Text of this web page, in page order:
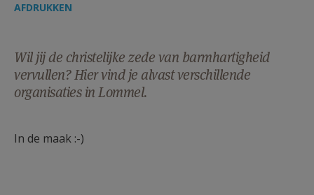
STARTPAGINA PORTAAL
AANMELDEN OF REGISTREREN
AFDRUKKEN
Wil jij de christelijke zede van barmhartigheid
vervullen? Hier vind je alvast verschillende
organisaties in Lommel.
In de maak :-)